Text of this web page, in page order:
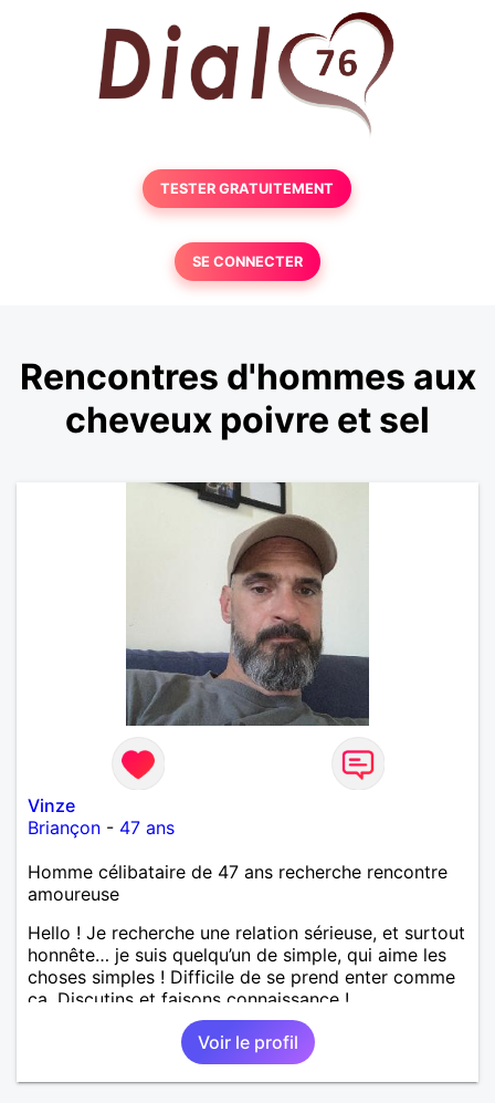
TESTER GRATUITEMENT
SE CONNECTER
Rencontres d'hommes aux
cheveux poivre et sel
Vinze
Briançon - 47 ans
Homme célibataire de 47 ans recherche rencontre
amoureuse
Hello ! Je recherche une relation sérieuse, et surtout
honnête… je suis quelqu’un de simple, qui aime les
choses simples ! Difficile de se prend enter comme
ça. Discutins et faisons connaissance !
Voir le profil